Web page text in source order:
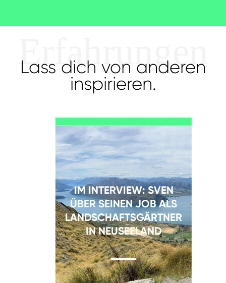
Erfahrungen
Lass dich von anderen
inspirieren.
IM INTERVIEW: SVEN
ÜBER SEINEN JOB ALS
LANDSCHAFTSGÄRTNER
IN NEUSEELAND